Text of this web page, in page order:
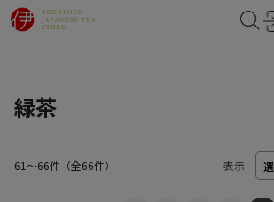
緑茶
表示
61～66件 （ 66件）